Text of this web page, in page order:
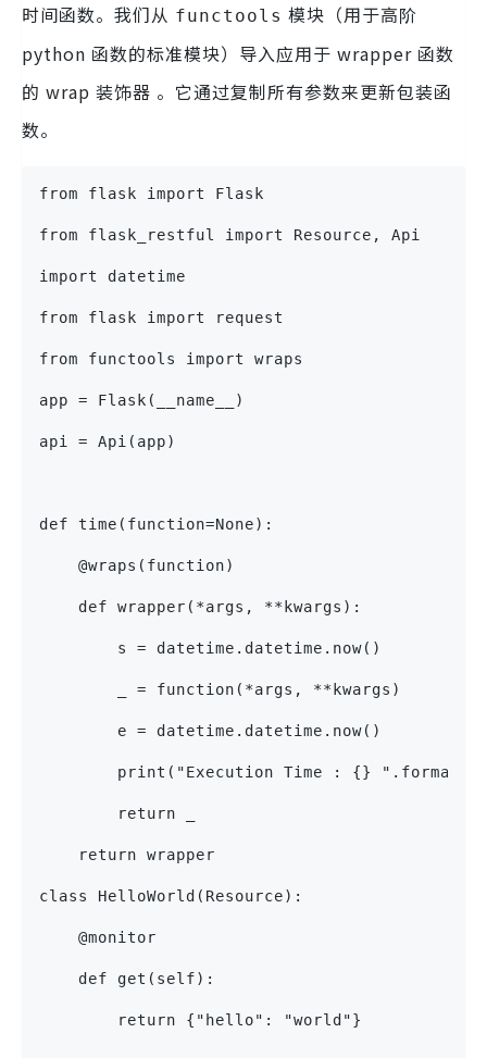
时间函数。我们从 functools 模块（用于高阶
python 函数的标准模块）导入应用于 wrapper 函数
的 wrap 装饰器 。它通过复制所有参数来更新包装函
数。
from flask import Flask
from flask_restful import Resource, Api
import datetime
from flask import request
from functools import wraps
app = Flask(__name__)
api = Api(app)
def time(function=None):
    @wraps(function)
    def wrapper(*args, **kwargs):
        s = datetime.datetime.now()
        _ = function(*args, **kwargs)
        e = datetime.datetime.now()
print("Execution Time : {}
        return _
    return wrapper
class HelloWorld(Resource):
    @monitor
    def get(self):
        return {"hello": "world"}